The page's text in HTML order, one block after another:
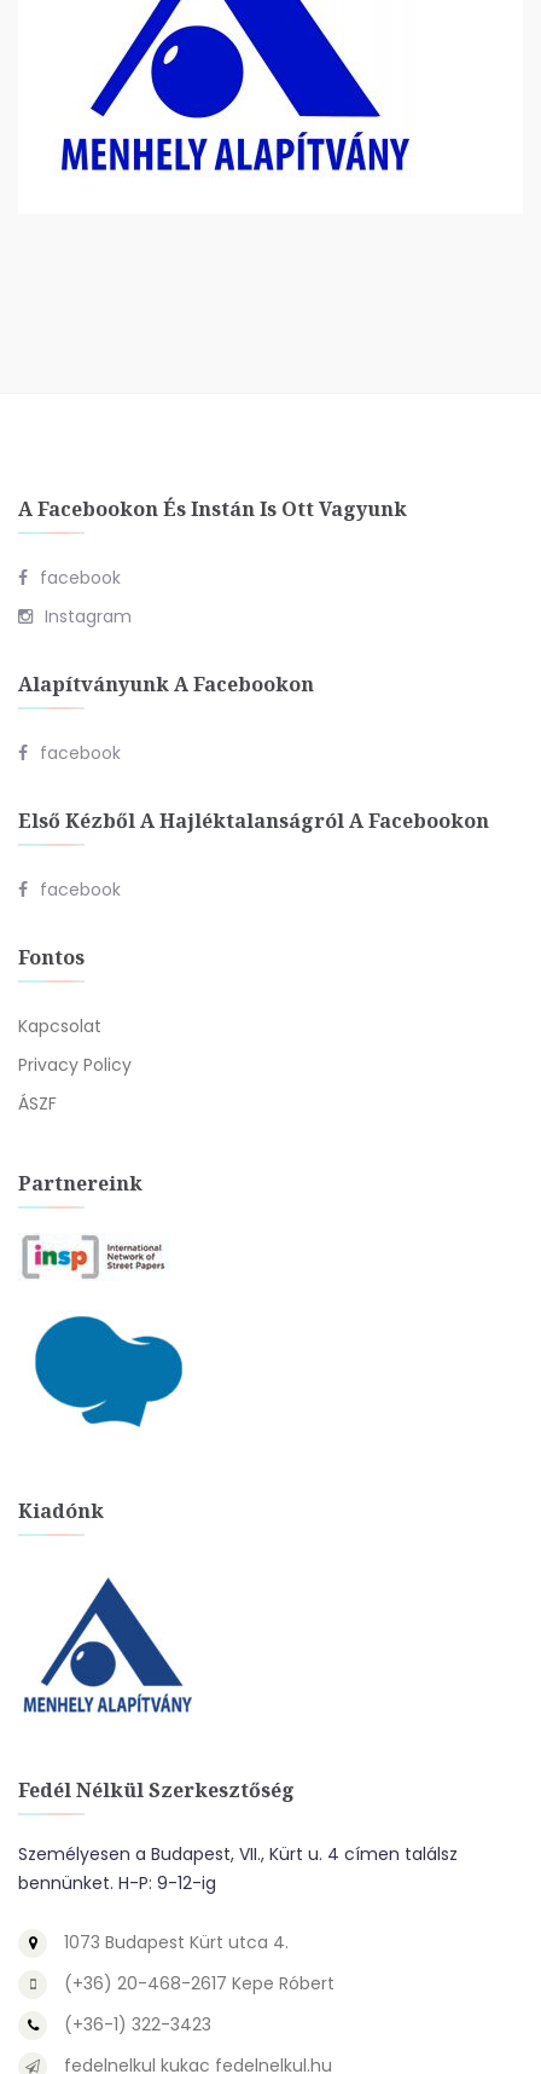
A Facebookon És Instán Is Ott Vagyunk
facebook
Instagram
Alapítványunk A Facebookon
facebook
Első Kézből A Hajléktalanságról A Facebookon
facebook
Fontos
Kapcsolat
Privacy Policy
ÁSZF
Partnereink
Kiadónk
Fedél Nélkül Szerkesztőség
Személyesen a Budapest, VII., Kürt u. 4 címen találsz
bennünket. H-P: 9-12-ig
1073 Budapest Kürt utca 4.
(+36) 20-468-2617 Kepe Róbert
(+36-1) 322-3423
fedelnelkul kukac fedelnelkul.hu